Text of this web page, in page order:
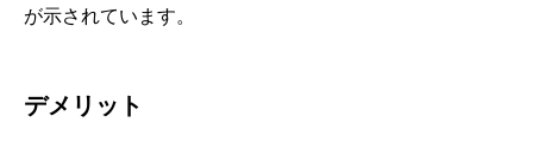
が示されています。
デメリット